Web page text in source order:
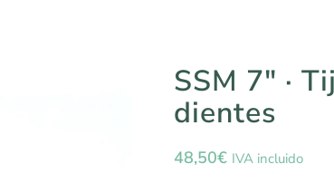
SSM 7″ ·
dientes
48,50€ IVA incluido